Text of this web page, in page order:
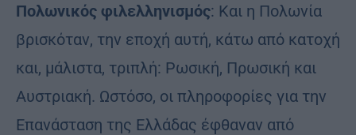
Πολωνικός φιλελληνισμός: Και η Πολωνία
βρισκόταν, την εποχή αυτή, κάτω από κατοχή
και, μάλιστα, τριπλή: Ρωσική, Πρωσική και
Αυστριακή. Ωστόσο, οι πληροφορίες για την
Επανάσταση της Ελλάδας έφθαναν από